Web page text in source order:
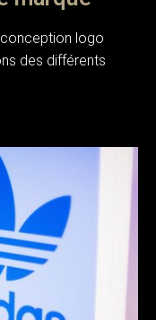
logo
des différents